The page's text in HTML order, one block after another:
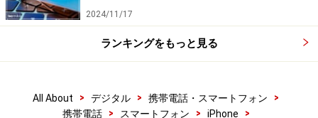
楽天市場で iPhone の関連商品をチェック！
2024/11/17
ランキングをもっと見る
All About > デジタル > 携帯電話・スマートフォン
>
携帯電話
> スマートフォン > iPhone
>